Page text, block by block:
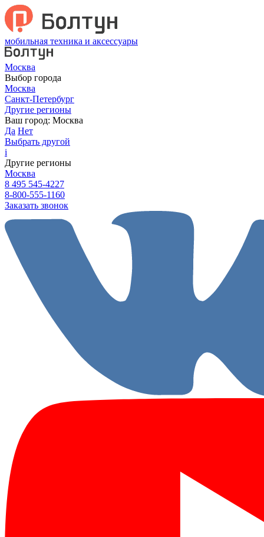
мобильная техника и аксессуары
Москва
Выбор города
Москва
Санкт-Петербург
Другие регионы
Ваш город: Москва
Да Нет
Выбрать другой
i
Другие регионы
Москва
8 495 545-4227
8-800-555-1160
Заказать звонок